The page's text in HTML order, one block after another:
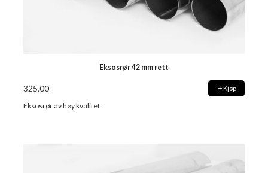
Eksosrør 42 mm rett
325,00 Kjøp
Eksosrør av høy kvalitet.